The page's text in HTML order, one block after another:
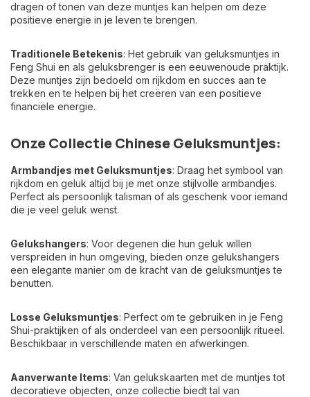
dragen of tonen van deze muntjes kan helpen om deze
positieve energie in je leven te brengen.
Traditionele Betekenis: Het gebruik van geluksmuntjes in
Feng Shui en als geluksbrenger is een eeuwenoude praktijk.
Deze muntjes zijn bedoeld om rijkdom en succes aan te
trekken en te helpen bij het creëren van een positieve
financiële energie.
Onze Collectie Chinese Geluksmuntjes:
Armbandjes met Geluksmuntjes: Draag het symbool van
rijkdom en geluk altijd bij je met onze stijlvolle armbandjes.
Perfect als persoonlijk talisman of als geschenk voor iemand
die je veel geluk wenst.
Gelukshangers: Voor degenen die hun geluk willen
verspreiden in hun omgeving, bieden onze gelukshangers
een elegante manier om de kracht van de geluksmuntjes te
benutten.
Losse Geluksmuntjes: Perfect om te gebruiken in je Feng
Shui-praktijken of als onderdeel van een persoonlijk ritueel.
Beschikbaar in verschillende maten en afwerkingen.
Aanverwante Items: Van gelukskaarten met de muntjes tot
decoratieve objecten, onze collectie biedt tal van